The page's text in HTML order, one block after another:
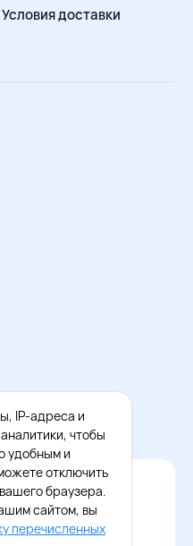
Условия доставки
данных
Восток - Запад
приложение
IP-адреса и
чтобы
удобным и
отключить
браузера.
сайтом, вы
перечисленных